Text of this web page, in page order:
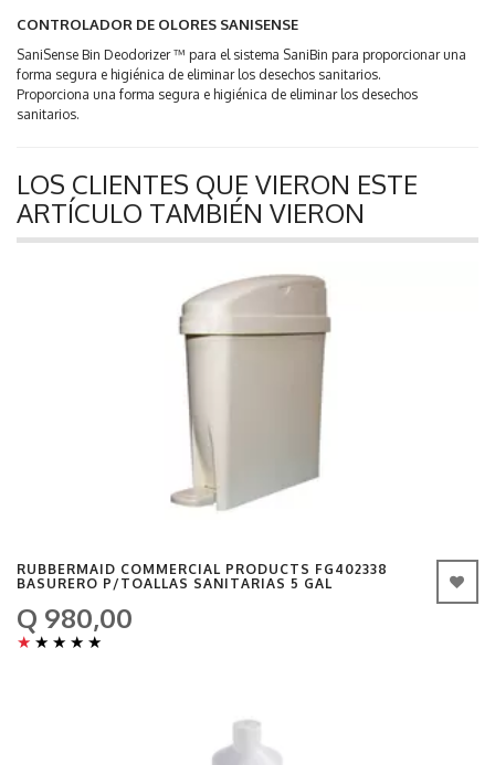
CONTROLADOR DE OLORES SANISENSE
SaniSense Bin Deodorizer ™ para el sistema SaniBin para proporcionar una
forma segura e higiénica de eliminar los desechos sanitarios.
Proporciona una forma segura e higiénica de eliminar los desechos
sanitarios.
LOS CLIENTES QUE VIERON ESTE
ARTÍCULO TAMBIÉN VIERON
RUBBERMAID COMMERCIAL PRODUCTS FG402338
BASURERO P/TOALLAS SANITARIAS 5 GAL
Q 980,00
★ ★ ★ ★ ★